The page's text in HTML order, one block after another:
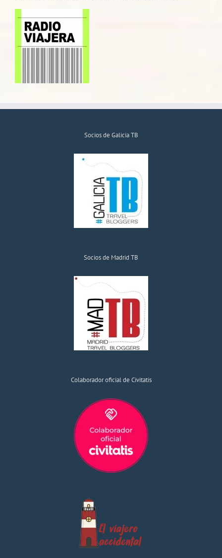
Socios de Galicia TB
Socios de Madrid TB
Colaborador oficial de Civitatis